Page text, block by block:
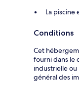
La piscine
Conditions
Cet
fourni dans le
industrielle ou
général des